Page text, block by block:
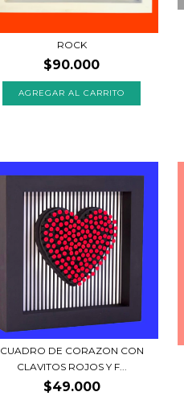
ROCK
$90.000
AGREGAR AL CARRITO
CUADRO DE CORAZON CON
CLAVITOS ROJOS Y F...
$49.000